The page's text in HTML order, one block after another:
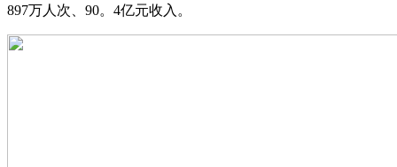
897万人次、90。4亿元收入。